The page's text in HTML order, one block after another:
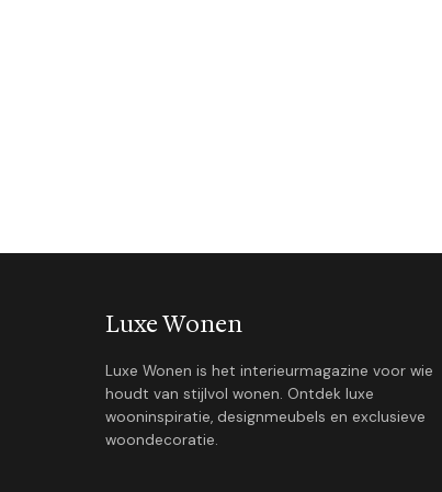
Luxe Wonen
Luxe Wonen is het interieurmagazine voor wie
houdt van stijlvol wonen. Ontdek luxe
wooninspiratie, designmeubels en exclusieve
woondecoratie.